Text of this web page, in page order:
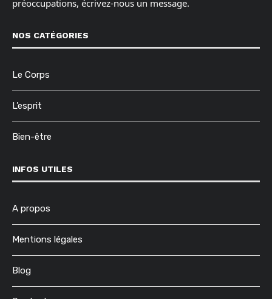
préoccupations, écrivez-nous un message.
NOS CATÉGORIES
Le Corps
L’esprit
Bien-être
INFOS UTILES
A propos
Mentions légales
Blog